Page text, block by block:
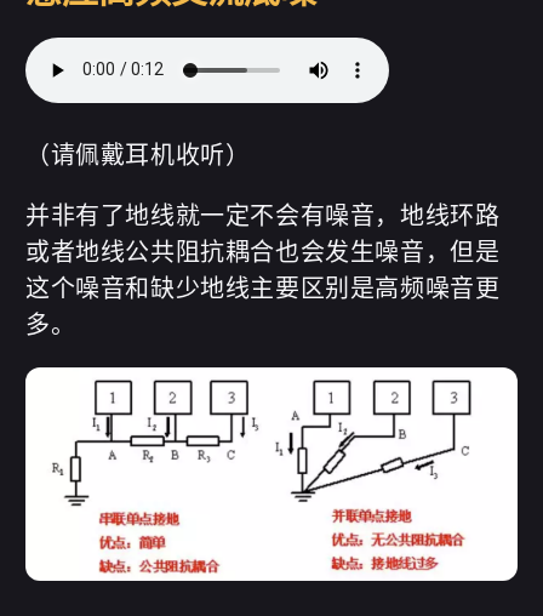
微信 支付宝
（请佩戴耳机收听）
并非有了地线就一定不会有噪音，地线环路
或者地线公共阻抗耦合也会发生噪音，但是
这个噪音和缺少地线主要区别是高频噪音更
多。